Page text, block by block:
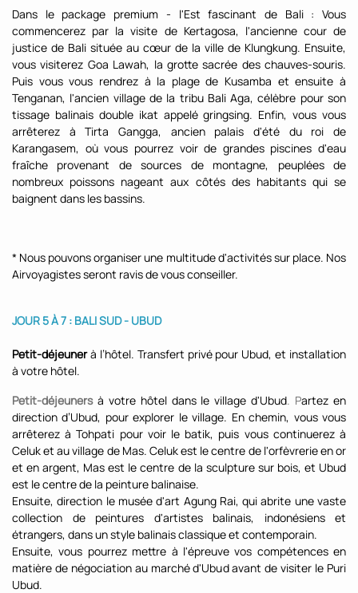
Dans le package premium - l'Est fascinant de Bali : Vous
commencerez par la visite de Kertagosa, l'ancienne cour de
justice de Bali située au cœur de la ville de Klungkung. Ensuite,
vous visiterez Goa Lawah, la grotte sacrée des chauves-souris.
Puis vous vous rendrez à la plage de Kusamba et ensuite à
Tenganan, l'ancien village de la tribu Bali Aga, célèbre pour son
tissage balinais double ikat appelé gringsing. Enfin, vous vous
arrêterez à Tirta Gangga, ancien palais d'été du roi de
Karangasem, où vous pourrez voir de grandes piscines d'eau
fraîche provenant de sources de montagne, peuplées de
nombreux poissons nageant aux côtés des habitants qui se
baignent dans les bassins.
* Nous pouvons organiser une multitude d'activités sur place. Nos
Airvoyagistes seront ravis de vous conseiller.
JOUR 5 À 7 : BALI SUD - UBUD
Petit-déjeunerà l’hôtel. Transfert privé pour Ubud, et installation
à votre hôtel.
Petit-déjeunersà votre hôtel dans le village d'Ubud. Partez en
direction d’Ubud, pour explorer le village. En chemin, vous vous
arrêterez à Tohpati pour voir le batik, puis vous continuerez à
Celuk et au village de Mas. Celuk est le centre de l'orfèvrerie en or
et en argent, Mas est le centre de la sculpture sur bois, et Ubud
est le centre de la peinture balinaise.
Ensuite, direction le musée d'art Agung Rai, qui abrite une vaste
collection de peintures d'artistes balinais, indonésiens et
étrangers, dans un style balinais classique et contemporain.
Ensuite, vous pourrez mettre à l'épreuve vos compétences en
matière de négociation au marché d'Ubud avant de visiter le Puri
Ubud.